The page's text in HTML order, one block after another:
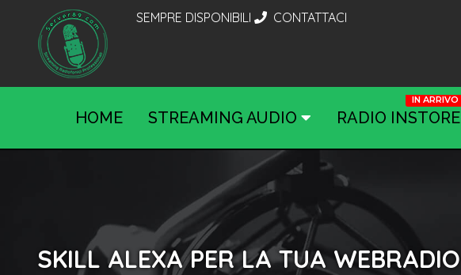
SEMPRE DISPONIBILI CONTATTACI
HOME STREAMING AUDIO RADIO INSTORE
SKILL ALEXA PER LA TUA WEBRADIO